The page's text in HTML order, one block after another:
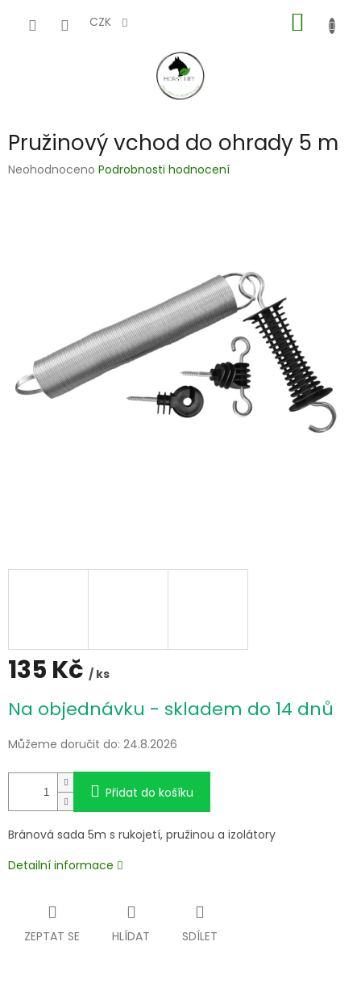
CZK
KOŠÍK
Pružinový vchod do ohrady 5 m
Průměrné
Neohodnoceno Podrobnosti hodnocení
135 Kč / ks
cena:
Na objednávku - skladem do 14 dnů
Můžeme doručit do: 24.8.2026
Přidat do košíku
Bránová sada 5m s rukojetí, pružinou a izolátory
Detailní informace
ZEPTAT SE HLÍDAT SDÍLET